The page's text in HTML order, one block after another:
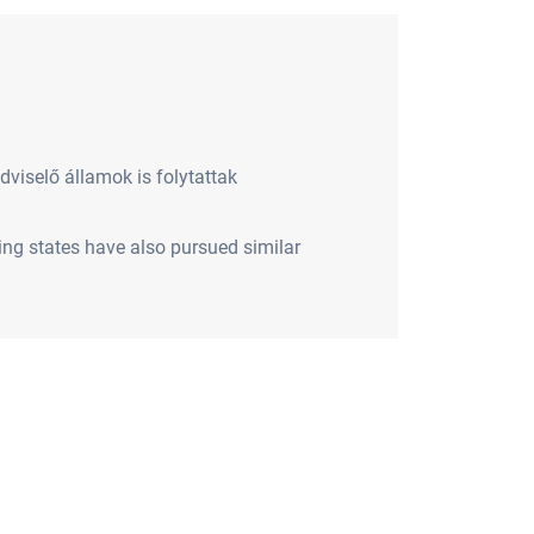
államok is folytattak
states have also pursued similar